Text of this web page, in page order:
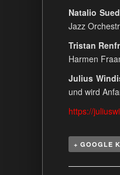
Natalio Sued
Jazz
Tristan
Harmen
Julius
und wird
https://
+ GOOGLE